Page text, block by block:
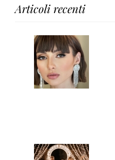
Articoli recenti